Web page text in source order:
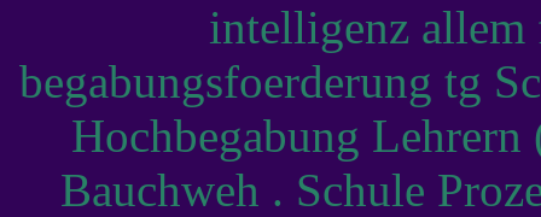
intelligenz
begabungsfoerderung tg
Hochbegabung Lehrern
Bauchweh . Schule